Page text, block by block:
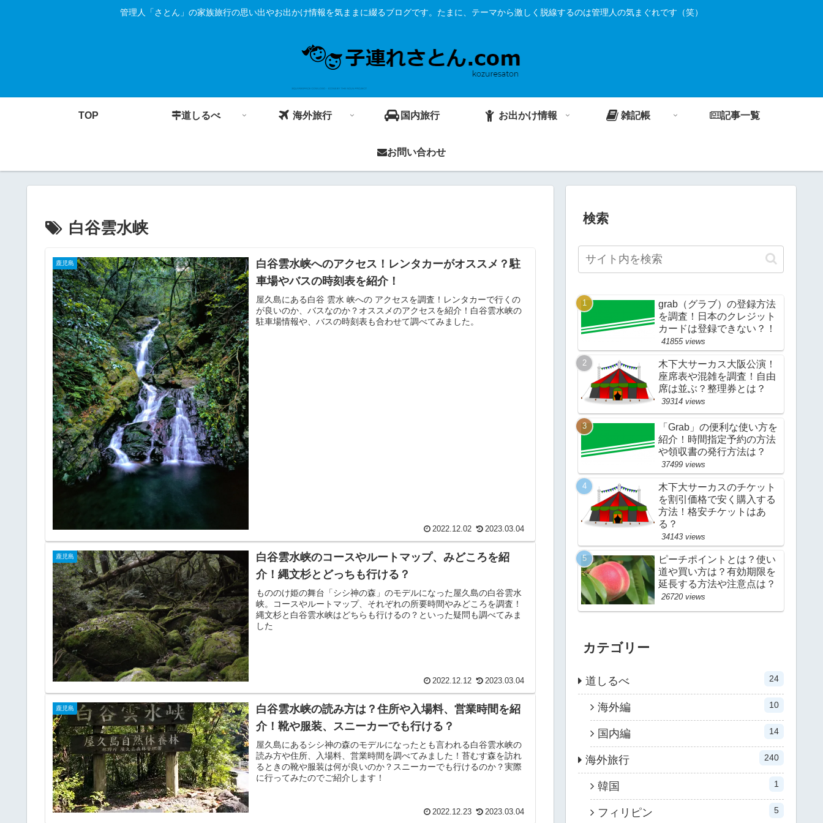
管理人「さとん」の家族旅行の思い出やお出かけ情報を気ままに綴るブログです。たまに、テーマから激しく脱線するのは管理人の気まぐれです（笑）
TOP 道しるべ 海外旅行 国内旅行 お出かけ情報 雑記帳 記事一覧
お問い合わせ
白谷雲水峡
鹿児島
白谷雲水峡へのアクセス！レンタカーがオススメ？駐
車場やバスの時刻表を紹介！
屋久島にある白谷 雲水 峡への アクセスを調査！レンタカーで行くの
が良いのか、バスなのか？オススメのアクセスを紹介！白谷雲水峡の
駐車場情報や、バスの時刻表も合わせて調べてみました。
2022.12.02 2023.03.04
鹿児島
白谷雲水峡のコースやルートマップ、みどころを紹
介！縄文杉とどっちも行ける？
もののけ姫の舞台「シシ神の森」のモデルになった屋久島の白谷雲水
峡。コースやルートマップ、それぞれの所要時間やみどころを調査！
縄文杉と白谷雲水峡はどちらも行けるの？といった疑問も調べてみま
した
2022.12.12 2023.03.04
鹿児島
白谷雲水峡の読み方は？住所や入場料、営業時間を紹
介！靴や服装、スニーカーでも行ける？
屋久島にあるシシ神の森のモデルになったとも言われる白谷雲水峡の
読み方や住所、入場料、営業時間を調べてみました！苔むす森を訪れ
るときの靴や服装は何が良いのか？スニーカーでも行けるのか？実際
に行ってみたのでご紹介します！
2022.12.23 2023.03.04
検索
grab（グラブ）の登録方法
を調査！日本のクレジット
カードは登録できない？！
41855 views
木下大サーカス大阪公演！
座席表や混雑を調査！自由
席は並ぶ？整理券とは？
39314 views
「Grab」の便利な使い方を
紹介！時間指定予約の方法
や領収書の発行方法は？
37499 views
木下大サーカスのチケット
を割引価格で安く購入する
方法！格安チケットはあ
る？
34143 views
ピーチポイントとは？使い
道や買い方は？有効期限を
延長する方法や注意点は？
26720 views
カテゴリー
道しるべ 24
海外編 10
国内編 14
海外旅行 240
韓国 1
フィリピン 5